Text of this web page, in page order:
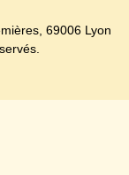
69006 Lyon